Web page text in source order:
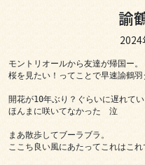
諭
2024
モントリオールから友達が帰国ー。
桜を見たい！ってことで早速諭鶴羽
開花が10年ぶり？ぐらいに遅れて
ほんまに咲いてなかった　泣
まあ散歩してブーラブラ。
ここち良い風にあたってこれはこれ